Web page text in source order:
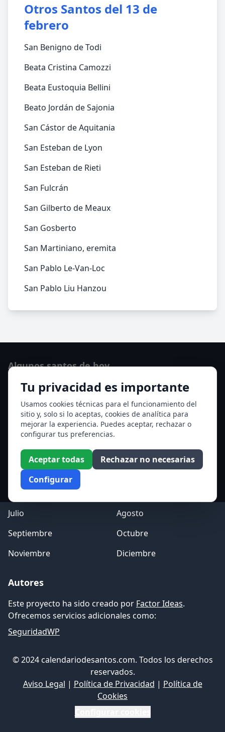
Otros Santos del 13 de
febrero
San Benigno de Todi
Beata Cristina Camozzi
Beata Eustoquia Bellini
Beato Jordán de Sajonia
San Cástor de Aquitania
San Esteban de Lyon
San Esteban de Rieti
San Fulcrán
San Gilberto de Meaux
San Gosberto
San Martiniano, eremita
San Pablo Le-Van-Loc
San Pablo Liu Hanzou
Tu privacidad es importante
Usamos cookies técnicas para el funcionamiento del
sitio y, solo si lo aceptas, cookies de analítica para
mejorar la experiencia. Puedes aceptar, rechazar o
configurar tus preferencias.
Aceptar todas
Rechazar no necesarias
Configurar
Algunos santos de hoy
Santo Domingo de Guzmán
Ver todos los santos de hoy
Acceso a los Meses
Enero
Febrero
Marzo
Abril
Mayo
Julio
Agosto
Septiembre
Octubre
Noviembre
Diciembre
Autores
Este proyecto ha sido creado por Factor Ideas.
Ofrecemos servicios adicionales como:
SeguridadWP
© 2024 calendariodesantos.com. Todos los derechos
reservados.
Aviso Legal | Política de Privacidad | Política de
Cookies